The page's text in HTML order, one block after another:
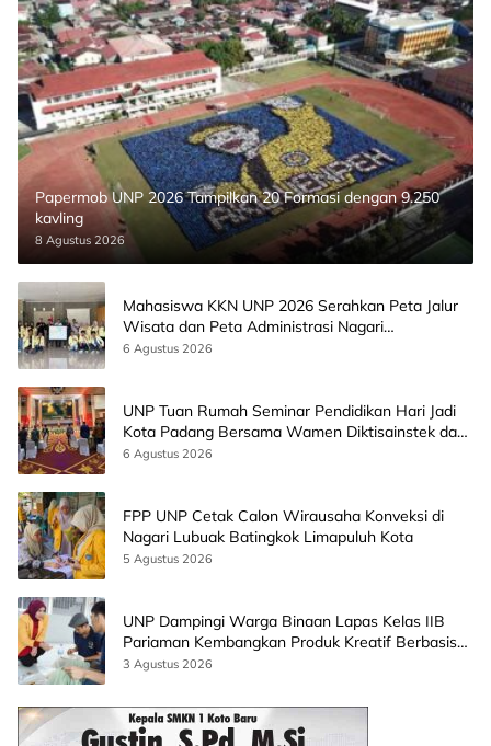
Papermob UNP 2026 Tampilkan 20 Formasi dengan 9.250
kavling
8 Agustus 2026
Mahasiswa KKN UNP 2026 Serahkan Peta Jalur
Wisata dan Peta Administrasi Nagari
Paninggahan
6 Agustus 2026
UNP Tuan Rumah Seminar Pendidikan Hari Jadi
Kota Padang Bersama Wamen Diktisainstek dan
CEO EMGS Malaysia
6 Agustus 2026
FPP UNP Cetak Calon Wirausaha Konveksi di
Nagari Lubuak Batingkok Limapuluh Kota
5 Agustus 2026
UNP Dampingi Warga Binaan Lapas Kelas IIB
Pariaman Kembangkan Produk Kreatif Berbasis
AI
3 Agustus 2026